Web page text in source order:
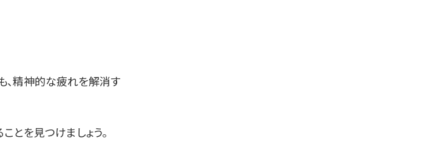
、精神的な疲れを解消す
とを見つけましょう。